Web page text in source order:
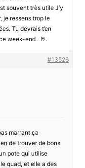
souvent très utile J’y
je ressens trop le
Tu devrais t’en
week-end . 🤘.
#13526
marrant ça
de trouver de bons
pote qui utilise
quad, et elle a des